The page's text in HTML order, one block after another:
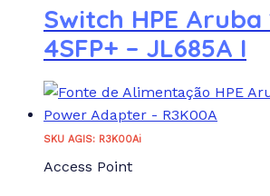
Switch HPE Aruba
4SFP+ – JL685A I
SKU AGIS: R3K00Ai
Access Point